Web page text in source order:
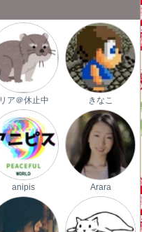
リア＠休止中 きなこ
anipis Arara